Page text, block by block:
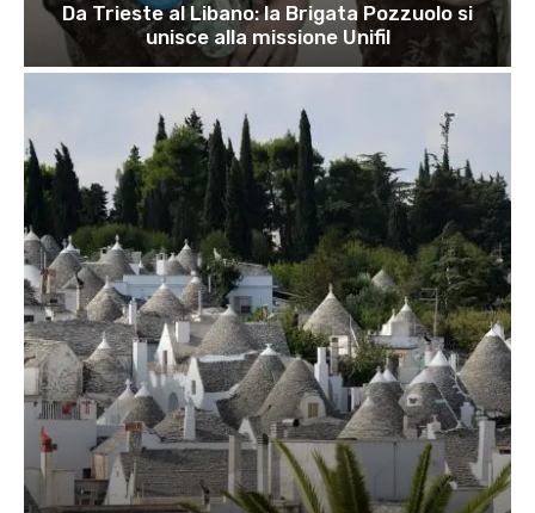
Da Trieste al Libano: la Brigata Pozzuolo si
unisce alla missione Unifil